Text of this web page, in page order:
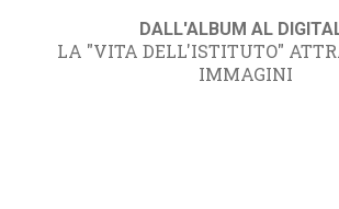
DALL'ALBUM AL
LA "VITA DELL'ISTITUTO"
IMMAGINI